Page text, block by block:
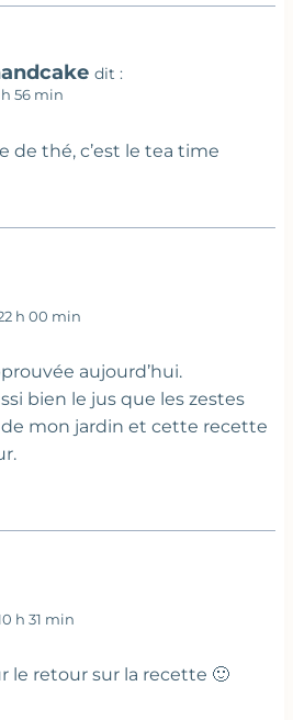
dit :
h 56 min
de thé, c’est le tea time
h 00 min
aujourd’hui.
bien le jus que les zestes
mon jardin et cette recette
h 31 min
le retour sur la recette 🙂